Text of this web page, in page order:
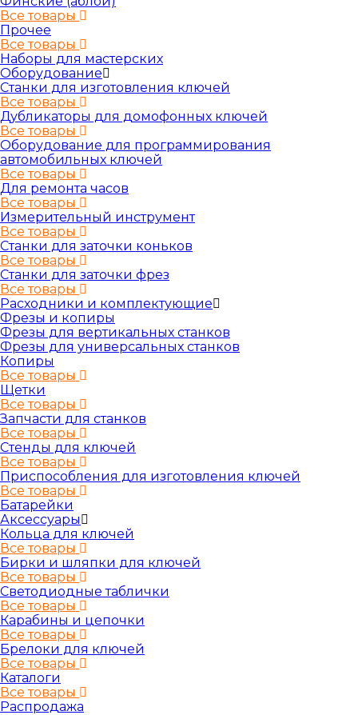
Все товары
Прочее
Все товары
Наборы для мастерских
Оборудование
Станки для изготовления ключей
Все товары
Дубликаторы для домофонных ключей
Все товары
Оборудование для программирования
автомобильных ключей
Все товары
Для ремонта часов
Все товары
Измерительный инструмент
Все товары
Станки для заточки коньков
Все товары
Станки для заточки фрез
Все товары
Расходники и комплектующие
Фрезы и копиры
Фрезы для вертикальных станков
Фрезы для универсальных станков
Копиры
Все товары
Щетки
Все товары
Запчасти для станков
Все товары
Стенды для ключей
Все товары
Приспособления для изготовления ключей
Все товары
Батарейки
Аксессуары
Кольца для ключей
Все товары
Бирки и шляпки для ключей
Все товары
Светодиодные таблички
Все товары
Карабины и цепочки
Все товары
Брелоки для ключей
Все товары
Каталоги
Все товары
Распродажа